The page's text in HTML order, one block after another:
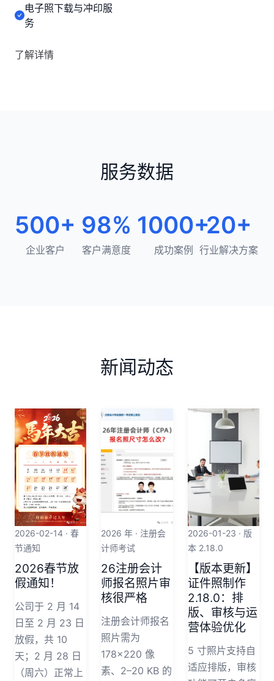
电子照下载与冲印服
务
了解详情
服务数据
500+
企业客户
98%
客户满意度
1000+
成功案例
20+
行业解决方案
新闻动态
2026-02-14 · 春
节通知
2026春节放
假通知！
公司于 2 月 14
日至 2 月 23 日
放假，共 10
天；2 月 28 日
（周六）正常上
2026 年 · 注册会
计师考试
26注册会计
师报名照片审
核很严格
注册会计师报名
照片需为
178×220 像
素、2–20 KB 的
2026-01-23 · 版
本 2.18.0
【版本更新】
证件照制作
2.18.0：排
版、审核与运
营体验优化
5 寸照片支持自
适应排版，审核